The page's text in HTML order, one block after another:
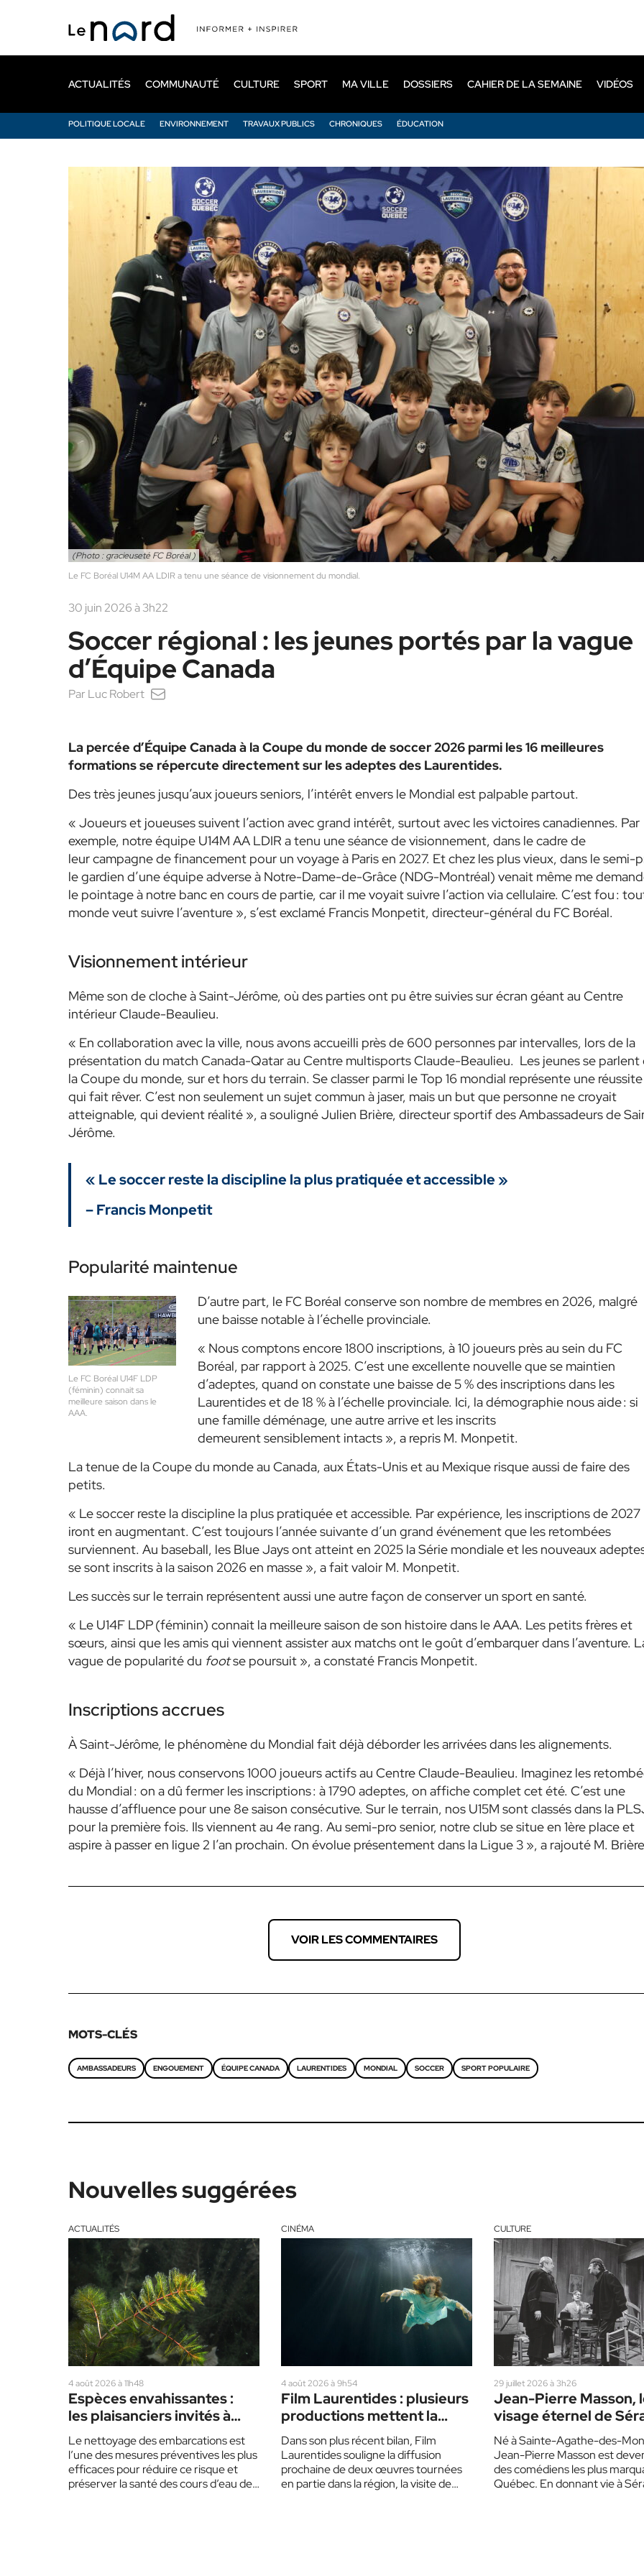
principal
ACTUALITÉS
POLITIQUE LOCALE ENVIRONNEMENT TRAVAUX PUBLICS CHRONIQUES ÉDUCATION
COMMUNAUTÉ CULTURE SPORT MA VILLE DOSSIERS CAHIER DE LA SEMAINE VIDÉOS
(Photo : gracieuseté FC Boréal )
Le FC Boréal U14M AA LDIR a tenu une séance de visionnement du mondial.
30 juin 2026 à 3h22
Soccer régional : les jeunes portés par la vague
d’Équipe Canada
Par Luc Robert
La percée d’Équipe Canada à la Coupe du monde de soccer 2026 parmi les 16 meilleures
formations se répercute directement sur les adeptes des Laurentides.
Des très jeunes jusqu’aux joueurs seniors, l’intérêt envers le Mondial est palpable partout.
« Joueurs et joueuses suivent l’action avec grand intérêt, surtout avec les victoires canadiennes. Par
exemple, notre équipe U14M AA LDIR a tenu une séance de visionnement, dans le cadre de
leur campagne de financement pour un voyage à Paris en 2027. Et chez les plus vieux, dans le semi-
le gardien d’une équipe adverse à Notre-Dame-de-Grâce (NDG-Montréal) venait même me
le pointage à notre banc en cours de partie, car il me voyait suivre l’action via cellulaire. C’est fou :
monde veut suivre l’aventure », s’est exclamé Francis Monpetit, directeur-général du FC Boréal.
Visionnement intérieur
Même son de cloche à Saint-Jérôme, où des parties ont pu être suivies sur écran géant au Centre
intérieur Claude-Beaulieu.
« En collaboration avec la ville, nous avons accueilli près de 600 personnes par intervalles, lors de la
présentation du match Canada-Qatar au Centre multisports Claude-Beaulieu. Les jeunes se parlent
la Coupe du monde, sur et hors du terrain. Se classer parmi le Top 16 mondial représente une réussite
qui fait rêver. C’est non seulement un sujet commun à jaser, mais un but que personne ne croyait
atteignable, qui devient réalité », a souligné Julien Brière, directeur sportif des Ambassadeurs de
Jérôme.
« Le soccer reste la discipline la plus pratiquée et accessible »
– Francis Monpetit
Popularité maintenue
Le FC Boréal U14F LDP
(féminin) connait sa
meilleure saison dans le
AAA.
D’autre part, le FC Boréal conserve son nombre de membres en 2026, malgré
une baisse notable à l’échelle provinciale.
« Nous comptons encore 1800 inscriptions, à 10 joueurs près au sein du FC
Boréal, par rapport à 2025. C’est une excellente nouvelle que se maintien
d’adeptes, quand on constate une baisse de 5 % des inscriptions dans les
Laurentides et de 18 % à l’échelle provinciale. Ici, la démographie nous aide : si
une famille déménage, une autre arrive et les inscrits
demeurent sensiblement intacts », a repris M. Monpetit.
La tenue de la Coupe du monde au Canada, aux États-Unis et au Mexique risque aussi de faire des
petits.
« Le soccer reste la discipline la plus pratiquée et accessible. Par expérience, les inscriptions de 2027
iront en augmentant. C’est toujours l’année suivante d’un grand événement que les retombées
surviennent. Au baseball, les Blue Jays ont atteint en 2025 la Série mondiale et les nouveaux
se sont inscrits à la saison 2026 en masse », a fait valoir M. Monpetit.
Les succès sur le terrain représentent aussi une autre façon de conserver un sport en santé.
« Le U14F LDP (féminin) connait la meilleure saison de son histoire dans le AAA. Les petits frères et
sœurs, ainsi que les amis qui viennent assister aux matchs ont le goût d’embarquer dans l’aventure.
vague de popularité du footse poursuit », a constaté Francis Monpetit.
Inscriptions accrues
À Saint-Jérôme, le phénomène du Mondial fait déjà déborder les arrivées dans les alignements.
« Déjà l’hiver, nous conservons 1000 joueurs actifs au Centre Claude-Beaulieu. Imaginez les
du Mondial : on a dû fermer les inscriptions : à 1790 adeptes, on affiche complet cet été. C’est une
hausse d’affluence pour une 8e saison consécutive. Sur le terrain, nos U15M sont classés dans la
pour la première fois. Ils viennent au 4e rang. Au semi-pro senior, notre club se situe en 1ère place et
aspire à passer en ligue 2 l’an prochain. On évolue présentement dans la Ligue 3 », a rajouté M.
VOIR LES COMMENTAIRES
MOTS-CLÉS
AMBASSADEURS ENGOUEMENT ÉQUIPE CANADA LAURENTIDES MONDIAL SOCCER SPORT POPULAIRE
Nouvelles suggérées
ACTUALITÉS
4 août 2026 à 11h48
Espèces envahissantes :
les plaisanciers invités à
redoubler de prudence cet
été
Le nettoyage des embarcations est
l’une des mesures préventives les plus
efficaces pour réduire ce risque et
préserver la santé des cours d’eau des
CINÉMA
4 août 2026 à 9h54
Film Laurentides : plusieurs
productions mettent la
région en vedette
Dans son plus récent bilan, Film
Laurentides souligne la diffusion
prochaine de deux œuvres tournées
en partie dans la région, la visite de
CULTURE
29 juillet 2026 à 3h26
Jean-Pierre Masson,
visage éternel de
Né à Sainte-Agathe-des-
Jean-Pierre Masson est
des comédiens les plus
Québec. En donnant vie à